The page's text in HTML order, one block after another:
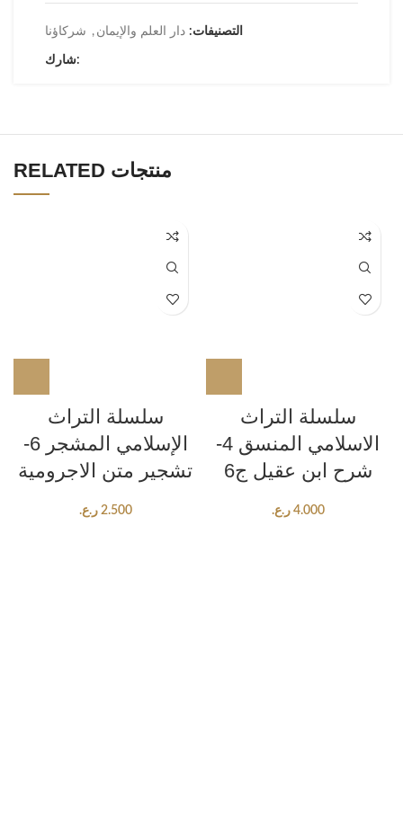
التصنيفات: دار العلم والإيمان , شركاؤنا
شارك:
RELATED منتجات
سلسلة التراث
الإسلامي المشجر 6-
تشجير متن الاجرومية
2.500 ر.ع.
سلسلة التراث
الاسلامي المنسق 4-
شرح ابن عقيل ج6
4.000 ر.ع.